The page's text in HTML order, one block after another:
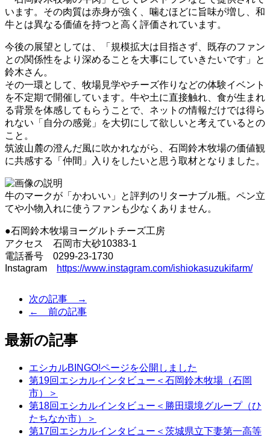
います。その肉質は赤身が強く、噛むほどに旨味が増し、和
牛とは異なる価値を持つと高く評価されています。
今後の展望としては、「規模拡大は目指さず、既存のファン
との関係性をより深めることを大事にしていきたいです」と
鈴木さん。
その一環として、牧場見学やチーズ作りなどの体験イベント
を不定期で開催しています。牛や土に直接触れ、食が生まれ
る背景を体感してもらうことで、ネットの情報だけでは得ら
れない「自分の感覚」を大切にして欲しいと考えているとの
こと。
筑波山麓の澄んだ風に吹かれながら、石岡鈴木牧場の価値観
に共感する「仲間」入りをしたいと思う取材となりました。
牛のマークが「かわいい」と評判のリターナブル瓶。ペン立
てや小物入れに使うファンも少なくありません。
●石岡鈴木牧場ヨーグルトチーズ工房
アクセス 石岡市大砂10383-1
電話番号 0299-23-1730
Instagram
https://www.instagram.com/ishiokasuzukifarm/
次の記事 →
← 前の記事
最新の記事
エシカルBINGO!ページを公開しました
第19回エシカルインタビュー＜石岡鈴木牧場（石岡
市）＞
第18回エシカルインタビュー＜勝田環境グループ（ひ
たちなか市）＞
第17回エシカルインタビュー＜茨城県立下妻第一高等